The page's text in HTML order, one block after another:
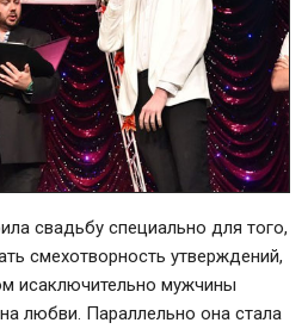
свадьбу специально для того,
смехотворность утверждений,
исаключительно мужчины
любви. Параллельно она стала